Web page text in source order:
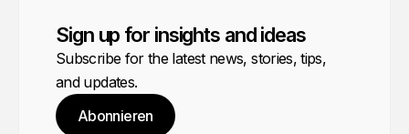
Sign up for insights and ideas
Subscribe for the latest news, stories, tips,
and updates.
Abonnieren